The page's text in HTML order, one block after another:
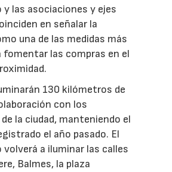
las asociaciones y ejes
en señalar la
una de las medidas más
fomentar las compras en el
130 kilómetros de
con los
la ciudad, manteniendo el
el año pasado. El
a iluminar las calles
Balmes, la plaza